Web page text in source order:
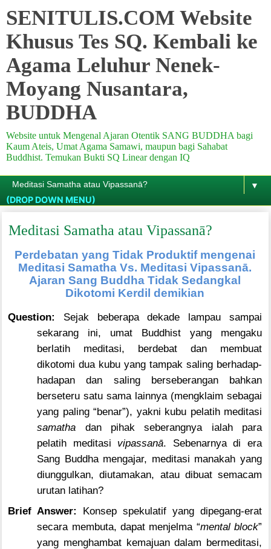
SENITULIS.COM Website
Khusus Tes SQ. Kembali ke
Agama Leluhur Nenek-
Moyang Nusantara,
BUDDHA
Website untuk Mengenal Ajaran Otentik SANG BUDDHA bagi
Kaum Ateis, Umat Agama Samawi, maupun bagi Sahabat
Buddhist. Temukan Bukti SQ Linear dengan IQ
▼
(DROP DOWN MENU)
Meditasi Samatha atau Vipassanā?
Perdebatan yang Tidak Produktif mengenai
Meditasi Samatha Vs. Meditasi Vipassanā.
Ajaran Sang Buddha Tidak Sedangkal
Dikotomi Kerdil demikian
Question:
Sejak beberapa dekade lampau sampai
sekarang ini, umat Buddhist yang mengaku
berlatih meditasi, berdebat dan membuat
dikotomi dua kubu yang tampak saling berhadap-
hadapan dan saling berseberangan bahkan
berseteru satu sama lainnya (mengklaim sebagai
yang paling “benar”), yakni kubu pelatih meditasi
samatha dan pihak seberangnya ialah para
pelatih meditasi vipassanā. Sebenarnya di era
Sang Buddha mengajar, meditasi manakah yang
diunggulkan, diutamakan, atau dibuat semacam
urutan latihan?
Brief Answer:
Konsep spekulatif yang dipegang-erat
secara membuta, dapat menjelma “mental block”
yang menghambat kemajuan dalam bermeditasi,